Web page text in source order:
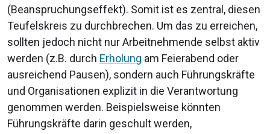
(Beanspruchungseffekt). Somit ist es zentral, diesen
Teufelskreis zu durchbrechen. Um das zu erreichen,
sollten jedoch nicht nur Arbeitnehmende selbst aktiv
werden (z.B. durch Erholung am Feierabend oder
ausreichend Pausen), sondern auch Führungskräfte
und Organisationen explizit in die Verantwortung
genommen werden. Beispielsweise könnten
Führungskräfte darin geschult werden,